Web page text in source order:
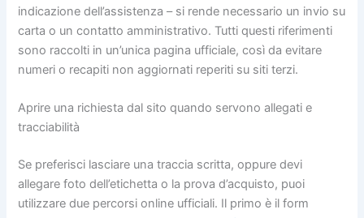
indicazione dell’assistenza – si rende necessario un invio su
carta o un contatto amministrativo. Tutti questi riferimenti
sono raccolti in un’unica pagina ufficiale, così da evitare
numeri o recapiti non aggiornati reperiti su siti terzi.
Aprire una richiesta dal sito quando servono allegati e
tracciabilità
Se preferisci lasciare una traccia scritta, oppure devi
allegare foto dell’etichetta o la prova d’acquisto, puoi
utilizzare due percorsi online ufficiali. Il primo è il form